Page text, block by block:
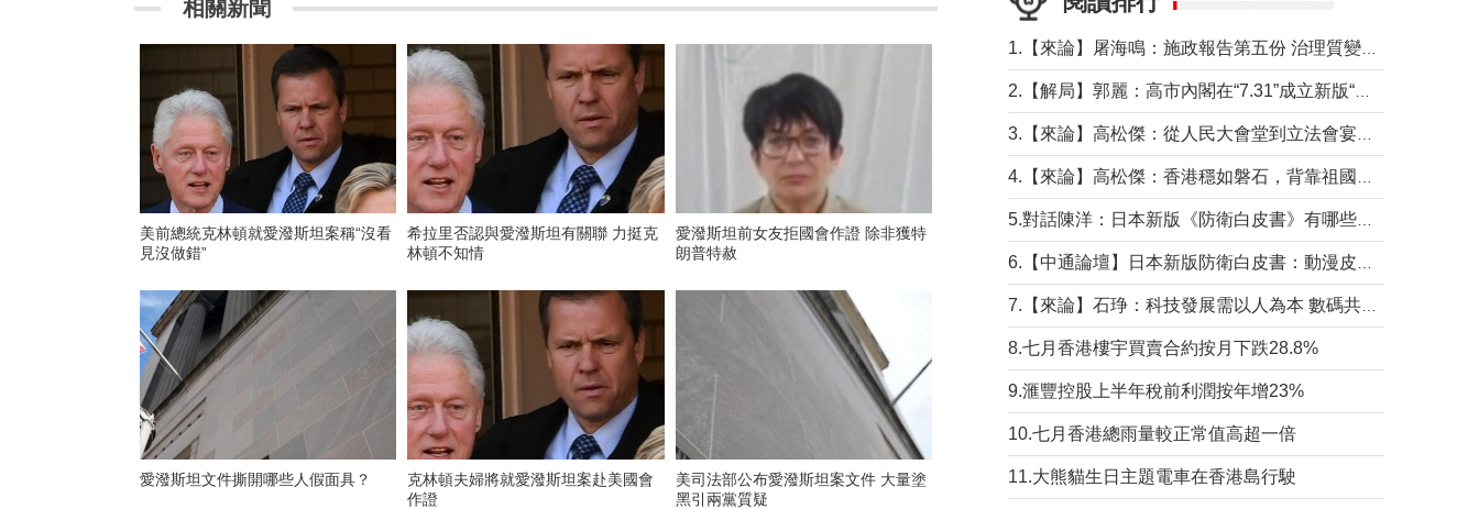
相關新聞
美前總統克林頓就愛潑斯坦案稱“沒看
見沒做錯”
希拉里否認與愛潑斯坦有關聯 力挺克
林頓不知情
愛潑斯坦前女友拒國會作證 除非獲特
朗普特赦
愛潑斯坦文件撕開哪些人假面具？
克林頓夫婦將就愛潑斯坦案赴美國會
作證
美司法部公布愛潑斯坦案文件 大量塗
黑引兩黨質疑
8.七月香港樓宇買賣合約按月下跌28.8%
9.滙豐控股上半年稅前利潤按年增23%
10.七月香港總雨量較正常值高超一倍
11.大熊貓生日主題電車在香港島行駛